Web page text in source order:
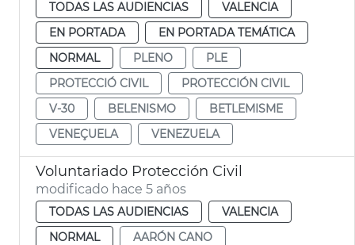
TODAS LAS AUDIENCIAS
VALENCIA
EN PORTADA
EN PORTADA TEMÁTICA
NORMAL
PLENO
PLE
PROTECCIÓ CIVIL
PROTECCIÓN CIVIL
V-30
BELENISMO
BETLEMISME
VENEÇUELA
VENEZUELA
Voluntariado Protección Civil
modificado hace 5 años
TODAS LAS AUDIENCIAS
VALENCIA
NORMAL
AARÓN CANO